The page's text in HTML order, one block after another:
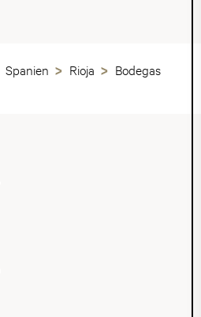
Spanien Rioja
Bodegas